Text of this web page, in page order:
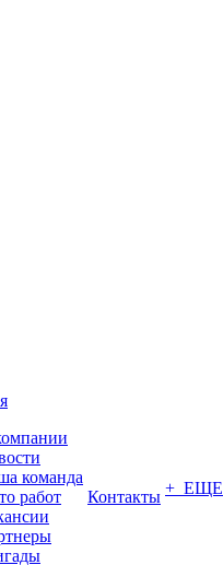
команда
работ
Контакты + ЕЩЕ